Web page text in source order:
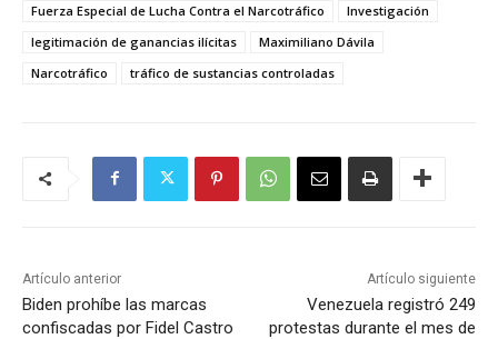
Fuerza Especial de Lucha Contra el Narcotráfico
Investigación
legitimación de ganancias ilícitas
Maximiliano Dávila
Narcotráfico
tráfico de sustancias controladas
Artículo anterior
Biden prohíbe las marcas
confiscadas por Fidel Castro
Artículo siguiente
Venezuela registró 249
protestas durante el mes de